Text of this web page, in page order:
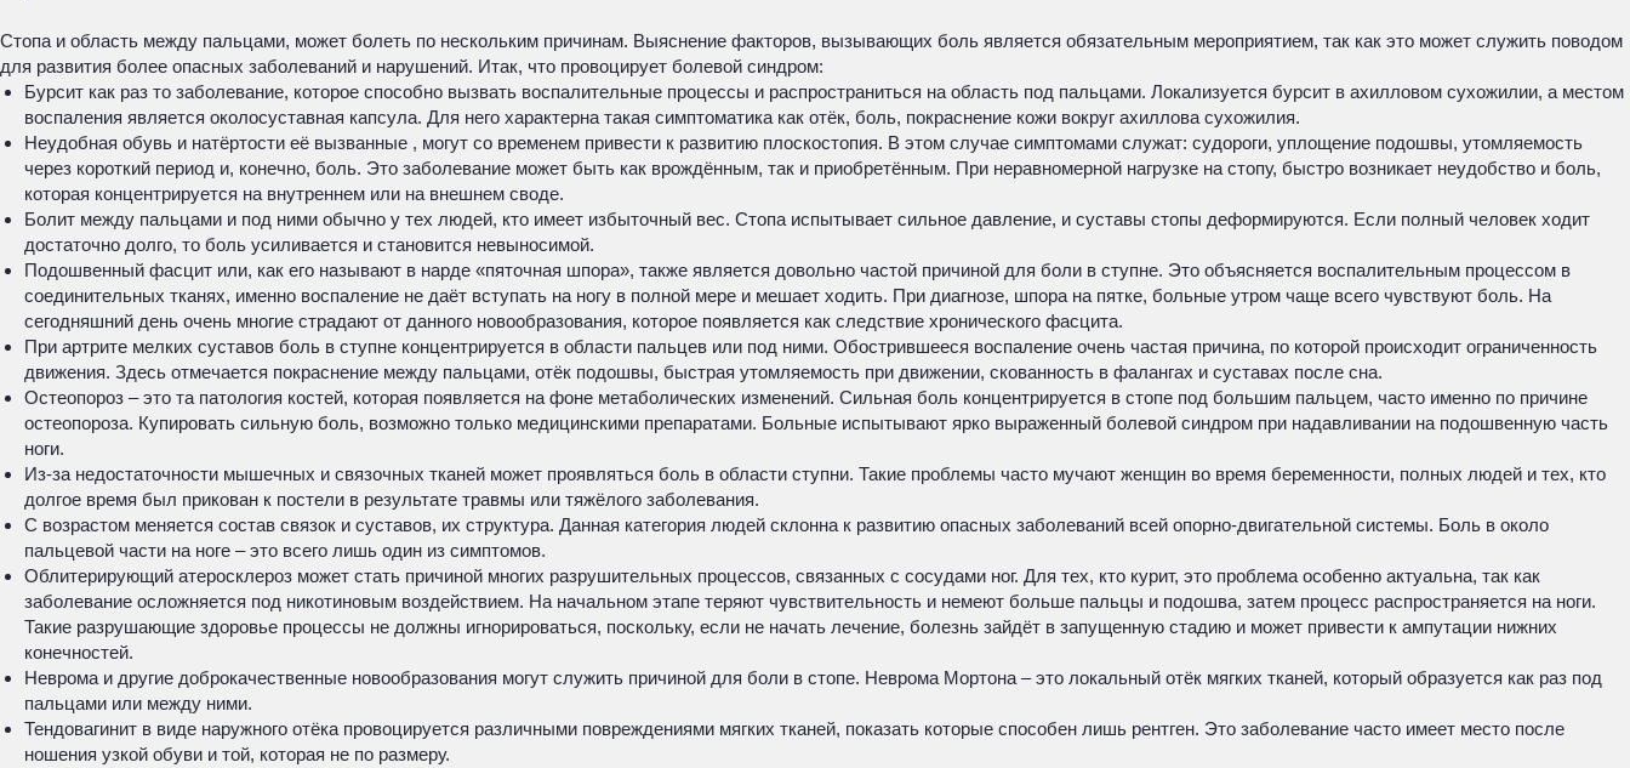
Стопа и область между пальцами, может болеть по нескольким причинам. Выяснение факторов, вызывающих боль является обязательным мероприятием, так как это может служить поводом
для развития более опасных заболеваний и нарушений. Итак, что провоцирует болевой синдром:
Бурсит как раз то заболевание, которое способно вызвать воспалительные процессы и распространиться на область под пальцами. Локализуется бурсит в ахилловом сухожилии, а местом
воспаления является околосуставная капсула. Для него характерна такая симптоматика как отёк, боль, покраснение кожи вокруг ахиллова сухожилия.
Неудобная обувь и натёртости её вызванные , могут со временем привести к развитию плоскостопия. В этом случае симптомами служат: судороги, уплощение подошвы, утомляемость
через короткий период и, конечно, боль. Это заболевание может быть как врождённым, так и приобретённым. При неравномерной нагрузке на стопу, быстро возникает неудобство и боль,
которая концентрируется на внутреннем или на внешнем своде.
Болит между пальцами и под ними обычно у тех людей, кто имеет избыточный вес. Стопа испытывает сильное давление, и суставы стопы деформируются. Если полный человек ходит
достаточно долго, то боль усиливается и становится невыносимой.
Подошвенный фасцит или, как его называют в нарде «пяточная шпора», также является довольно частой причиной для боли в ступне. Это объясняется воспалительным процессом в
соединительных тканях, именно воспаление не даёт вступать на ногу в полной мере и мешает ходить. При диагнозе, шпора на пятке, больные утром чаще всего чувствуют боль. На
сегодняшний день очень многие страдают от данного новообразования, которое появляется как следствие хронического фасцита.
При артрите мелких суставов боль в ступне концентрируется в области пальцев или под ними. Обострившееся воспаление очень частая причина, по которой происходит ограниченность
движения. Здесь отмечается покраснение между пальцами, отёк подошвы, быстрая утомляемость при движении, скованность в фалангах и суставах после сна.
Остеопороз – это та патология костей, которая появляется на фоне метаболических изменений. Сильная боль концентрируется в стопе под большим пальцем, часто именно по причине
остеопороза. Купировать сильную боль, возможно только медицинскими препаратами. Больные испытывают ярко выраженный болевой синдром при надавливании на подошвенную часть
ноги.
Из-за недостаточности мышечных и связочных тканей может проявляться боль в области ступни. Такие проблемы часто мучают женщин во время беременности, полных людей и тех, кто
долгое время был прикован к постели в результате травмы или тяжёлого заболевания.
С возрастом меняется состав связок и суставов, их структура. Данная категория людей склонна к развитию опасных заболеваний всей опорно-двигательной системы. Боль в около
пальцевой части на ноге – это всего лишь один из симптомов.
Облитерирующий атеросклероз может стать причиной многих разрушительных процессов, связанных с сосудами ног. Для тех, кто курит, это проблема особенно актуальна, так как
заболевание осложняется под никотиновым воздействием. На начальном этапе теряют чувствительность и немеют больше пальцы и подошва, затем процесс распространяется на ноги.
Такие разрушающие здоровье процессы не должны игнорироваться, поскольку, если не начать лечение, болезнь зайдёт в запущенную стадию и может привести к ампутации нижних
конечностей.
Неврома и другие доброкачественные новообразования могут служить причиной для боли в стопе. Неврома Мортона – это локальный отёк мягких тканей, который образуется как раз под
пальцами или между ними.
Тендовагинит в виде наружного отёка провоцируется различными повреждениями мягких тканей, показать которые способен лишь рентген. Это заболевание часто имеет место после
ношения узкой обуви и той, которая не по размеру.